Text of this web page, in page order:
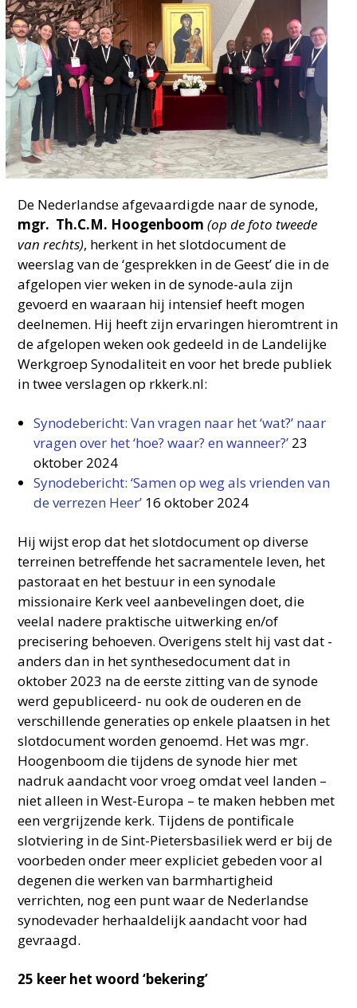
De Nederlandse afgevaardigde naar de synode,
mgr. Th.C.M. Hoogenboom (op de foto tweede
van rechts), herkent in het slotdocument de
weerslag van de ‘gesprekken in de Geest’ die in de
afgelopen vier weken in de synode-aula zijn
gevoerd en waaraan hij intensief heeft mogen
deelnemen. Hij heeft zijn ervaringen hieromtrent in
de afgelopen weken ook gedeeld in de Landelijke
Werkgroep Synodaliteit en voor het brede publiek
in twee verslagen op rkkerk.nl:
Synodebericht: Van vragen naar het ‘wat?’ naar
vragen over het ‘hoe? waar? en wanneer?’ 23
oktober 2024
Synodebericht: ‘Samen op weg als vrienden van
de verrezen Heer’ 16 oktober 2024
Hij wijst erop dat het slotdocument op diverse
terreinen betreffende het sacramentele leven, het
pastoraat en het bestuur in een synodale
missionaire Kerk veel aanbevelingen doet, die
veelal nadere praktische uitwerking en/of
precisering behoeven. Overigens stelt hij vast dat -
anders dan in het synthesedocument dat in
oktober 2023 na de eerste zitting van de synode
werd gepubliceerd- nu ook de ouderen en de
verschillende generaties op enkele plaatsen in het
slotdocument worden genoemd. Het was mgr.
Hoogenboom die tijdens de synode hier met
nadruk aandacht voor vroeg omdat veel landen –
niet alleen in West-Europa – te maken hebben met
een vergrijzende kerk. Tijdens de pontificale
slotviering in de Sint-Pietersbasiliek werd er bij de
voorbeden onder meer expliciet gebeden voor al
degenen die werken van barmhartigheid
verrichten, nog een punt waar de Nederlandse
synodevader herhaaldelijk aandacht voor had
gevraagd.
25 keer het woord ‘bekering’